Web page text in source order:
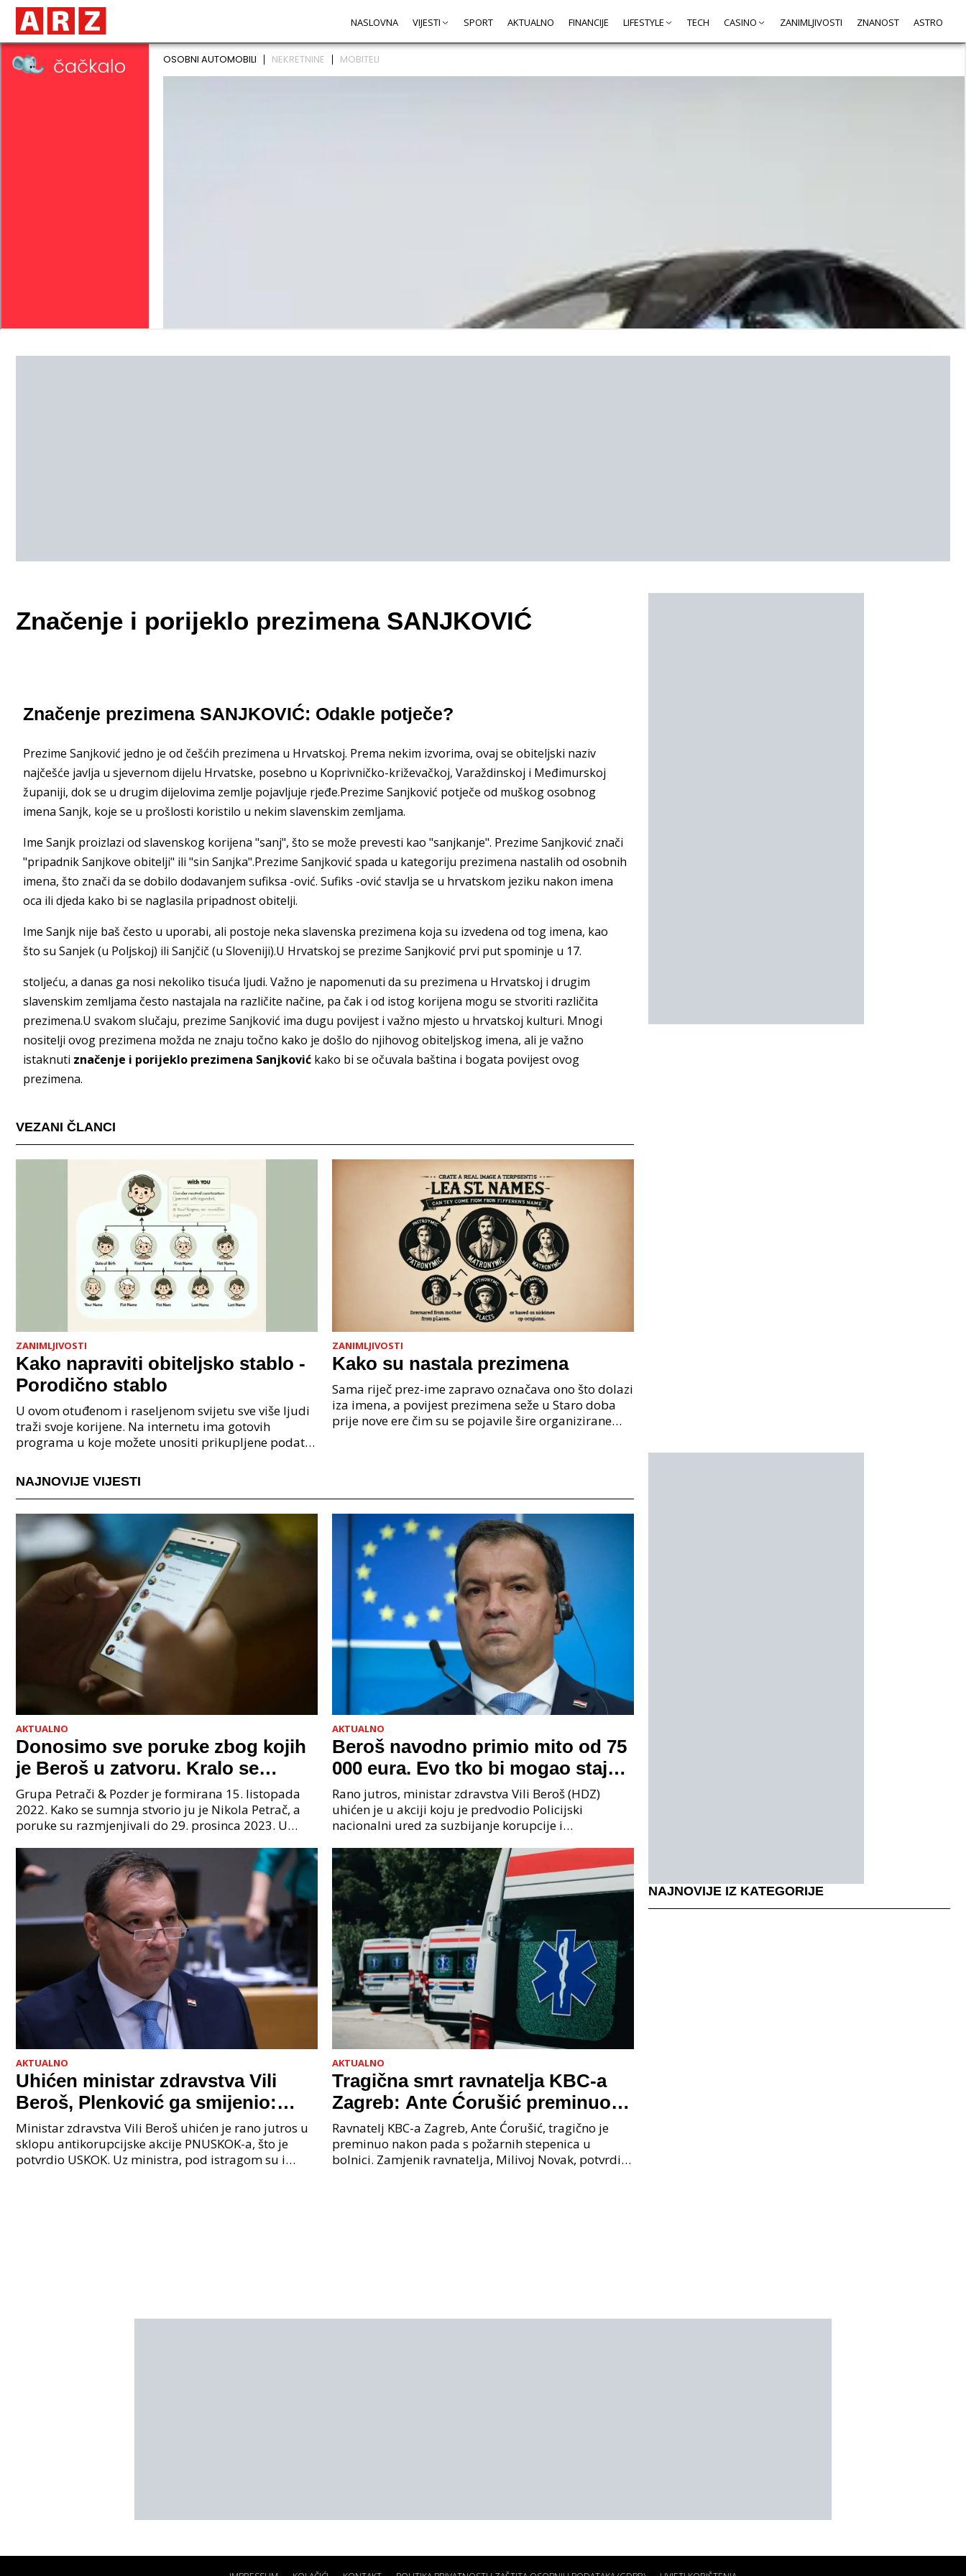
NASLOVNA VIJESTI SPORT AKTUALNO FINANCIJE LIFESTYLE TECH CASINO ZANIMLJIVOSTI ZNANOST ASTRO
Značenje i porijeklo prezimena SANJKOVIĆ
Značenje prezimena SANJKOVIĆ: Odakle potječe?
Prezime Sanjković jedno je od češćih prezimena u Hrvatskoj. Prema nekim izvorima, ovaj se obiteljski naziv
najčešće javlja u sjevernom dijelu Hrvatske, posebno u Koprivničko-križevačkoj, Varaždinskoj i Međimurskoj
županiji, dok se u drugim dijelovima zemlje pojavljuje rjeđe.Prezime Sanjković potječe od muškog osobnog
imena Sanjk, koje se u prošlosti koristilo u nekim slavenskim zemljama.
Ime Sanjk proizlazi od slavenskog korijena "sanj", što se može prevesti kao "sanjkanje". Prezime Sanjković znači
"pripadnik Sanjkove obitelji" ili "sin Sanjka".Prezime Sanjković spada u kategoriju prezimena nastalih od osobnih
imena, što znači da se dobilo dodavanjem sufiksa -ović. Sufiks -ović stavlja se u hrvatskom jeziku nakon imena
oca ili djeda kako bi se naglasila pripadnost obitelji.
Ime Sanjk nije baš često u uporabi, ali postoje neka slavenska prezimena koja su izvedena od tog imena, kao
što su Sanjek (u Poljskoj) ili Sanjčič (u Sloveniji).U Hrvatskoj se prezime Sanjković prvi put spominje u 17.
stoljeću, a danas ga nosi nekoliko tisuća ljudi. Važno je napomenuti da su prezimena u Hrvatskoj i drugim
slavenskim zemljama često nastajala na različite načine, pa čak i od istog korijena mogu se stvoriti različita
prezimena.U svakom slučaju, prezime Sanjković ima dugu povijest i važno mjesto u hrvatskoj kulturi. Mnogi
nositelji ovog prezimena možda ne znaju točno kako je došlo do njihovog obiteljskog imena, ali je važno
istaknuti značenje i porijeklo prezimena Sanjković kako bi se očuvala baština i bogata povijest ovog
prezimena.
VEZANI ČLANCI
ZANIMLJIVOSTI
Kako napraviti obiteljsko stablo -
Porodično stablo
U ovom otuđenom i raseljenom svijetu sve više ljudi
traži svoje korijene. Na internetu ima gotovih
programa u koje možete unositi prikupljene podatke
ZANIMLJIVOSTI
Kako su nastala prezimena
Sama riječ prez-ime zapravo označava ono što dolazi
iza imena, a povijest prezimena seže u Staro doba
prije nove ere čim su se pojavile šire organizirane
NAJNOVIJE VIJESTI
AKTUALNO
Donosimo sve poruke zbog kojih
je Beroš u zatvoru. Kralo se
godinama. Tko će iz vlade biti
sljedeći uhićen?
Grupa Petrači & Pozder je formirana 15. listopada
2022. Kako se sumnja stvorio ju je Nikola Petrač, a
poruke su razmjenjivali do 29. prosinca 2023. U
AKTUALNO
Beroš navodno primio mito od 75
000 eura. Evo tko bi mogao stajati
na čelu zločinačkog udruženja
Rano jutros, ministar zdravstva Vili Beroš (HDZ)
uhićen je u akciji koju je predvodio Policijski
nacionalni ured za suzbijanje korupcije i
priopćenju USKOK
AKTUALNO
Uhićen ministar zdravstva Vili
Beroš, Plenković ga smijenio:
Istraga USKOK-a zbog korupcije
Ministar zdravstva Vili Beroš uhićen je rano jutros u
sklopu antikorupcijske akcije PNUSKOK-a, što je
potvrdio USKOK. Uz ministra, pod istragom su i
AKTUALNO
Tragična smrt ravnatelja KBC-a
Zagreb: Ante Ćorušić preminuo
nakon pada u bolnici, policija na
mjestu događaja
Ravnatelj KBC-a Zagreb, Ante Ćorušić, tragično je
preminuo nakon pada s požarnih stepenica u
bolnici. Zamjenik ravnatelja, Milivoj Novak, potvrdio
NAJNOVIJE IZ KATEGORIJE